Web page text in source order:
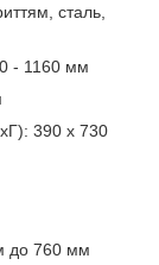
сталь,
- 1160 мм
390 х 730
до 760 мм